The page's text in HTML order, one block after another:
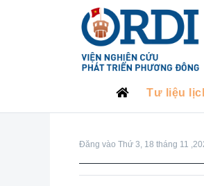
Tư liệu
Đăng vào Thứ 3, 18 tháng 11